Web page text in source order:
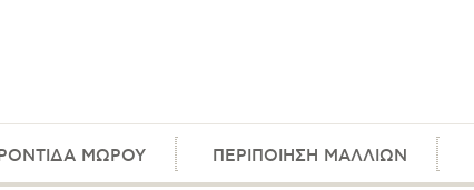
ΜΩΡΟΥ ΠΕΡΙΠΟΙΗΣΗ ΜΑΛΛΙΩΝ